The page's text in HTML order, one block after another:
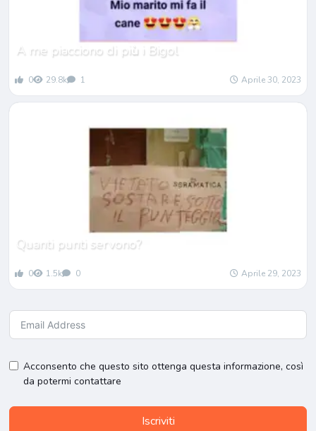
A me piacciono di piùi Bigol
0 29.8k 1 Aprile 30, 2023
Quanti punti servono?
0 1.5k 0 Aprile 29, 2023
Acconsento che questo sito ottenga questa informazione, così
da potermi contattare
Iscriviti